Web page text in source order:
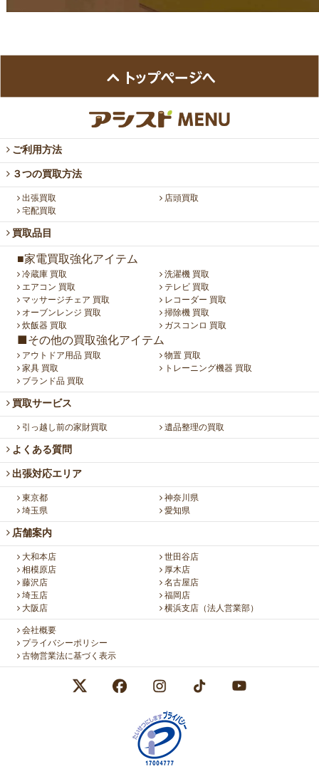
ご利用方法
３つの買取方法
出張買取
店頭買取
宅配買取
買取品目
■家電買取強化アイテム
冷蔵庫 買取
洗濯機 買取
エアコン 買取
テレビ 買取
マッサージチェア 買取
レコーダー 買取
オーブンレンジ 買取
掃除機 買取
炊飯器 買取
ガスコンロ 買取
■その他の買取強化アイテム
アウトドア用品 買取
物置 買取
家具 買取
トレーニング機器 買取
ブランド品 買取
買取サービス
引っ越し前の家財買取 遺品整理の買取
よくある質問
出張対応エリア
東京都
神奈川県
埼玉県
愛知県
店舗案内
大和本店
世田谷店
相模原店
厚木店
藤沢店
名古屋店
埼玉店
福岡店
大阪店
横浜支店（法人営業部）
会社概要
プライバシーポリシー
古物営業法に基づく表示